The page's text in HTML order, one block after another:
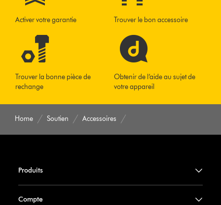
Activer votre garantie Trouver le bon accessoire
Trouver la bonne pièce de
rechange
Obtenir de l’aide au sujet de
votre appareil
Home Soutien Accessoires
Produits
Compte